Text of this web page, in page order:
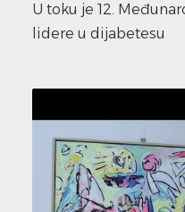
U toku je 12.
lidere u dijabetesu